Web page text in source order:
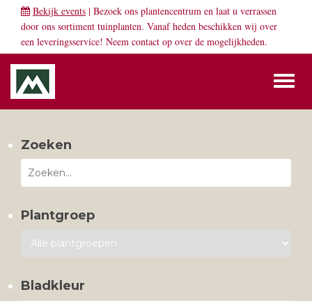
Bekijk events | Bezoek ons plantencentrum en laat u verrassen
door ons sortiment tuinplanten. Vanaf heden beschikken wij over
een leveringsservice! Neem contact op over de mogelijkheden.
Zoeken
Plantgroep
Bladkleur